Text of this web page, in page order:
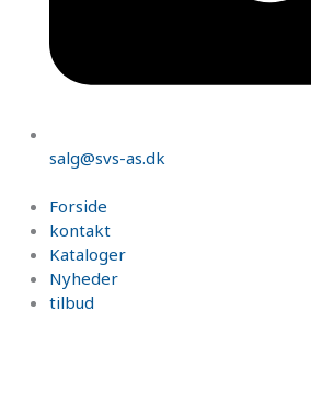
salg@svs-as.dk
Forside
kontakt
Kataloger
Nyheder
tilbud